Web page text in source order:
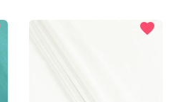
favorite